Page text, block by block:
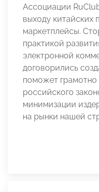
Ассоциации
выходу китайских
маркетплейсы.
практикой
электронной
договорились
поможет грамотно
российского
минимизации
на рынки нашей